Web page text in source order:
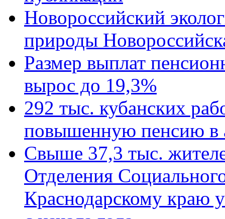
Новороссийский
природы
Размер выплат
вырос до 19,3%
292 тыс. кубанских
повышенную пенсию в
Свыше 37,3 тыс.
Отделения
Краснодарскому краю